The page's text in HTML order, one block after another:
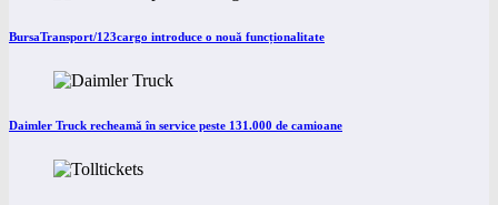
BursaTransport/123cargo introduce o nouă funcționalitate
Daimler Truck recheamă în service peste 131.000 de camioane